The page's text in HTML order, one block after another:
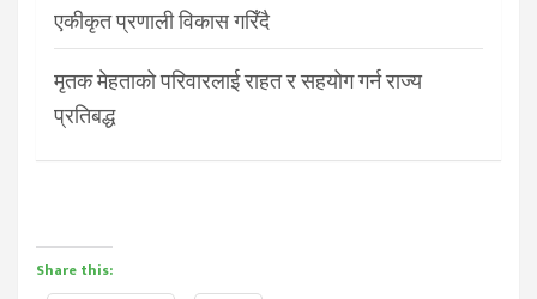
एकीकृत प्रणाली विकास गरिँदै
मृतक मेहताको परिवारलाई राहत र सहयोग गर्न राज्य
प्रतिबद्ध
Share this: